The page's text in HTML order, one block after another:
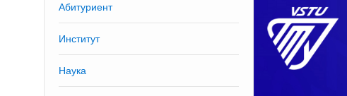
Абитуриент
Институт
Наука